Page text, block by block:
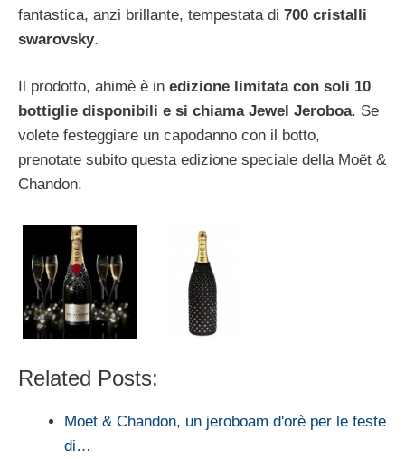
fantastica, anzi brillante, tempestata di 700 cristalli
swarovsky.
Il prodotto, ahimè è in edizione limitata con soli 10
bottiglie disponibili e si chiama Jewel Jeroboa. Se
volete festeggiare un capodanno con il botto,
prenotate subito questa edizione speciale della Moët &
Chandon.
Related Posts:
Moet & Chandon, un jeroboam d'orè per le feste
di…